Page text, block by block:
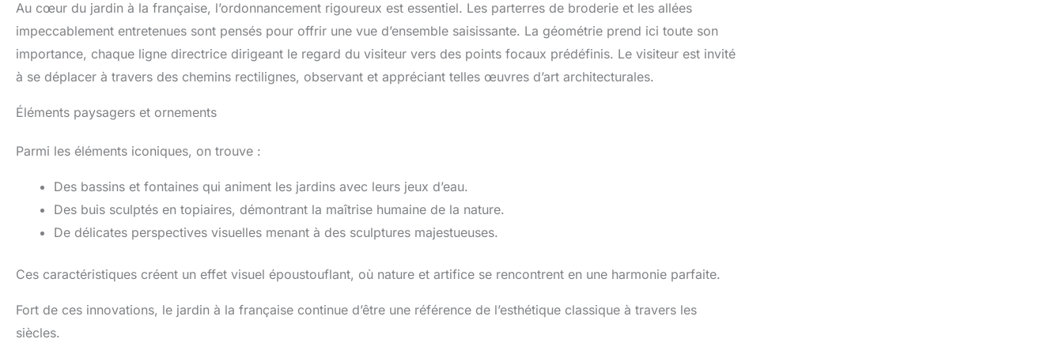
méditation Dimensions
stables : avec 44 × 30 ×
29 cm et env. 5–6 kg, le
Bouddha se pose de façon
terrasse ou un balcon Idée
Bouddha endormi
cadeau idéal pour les
déco
Étant donné que ces
objets sont fabriqués à la
main, de légères
variations de couleur et de
possibles.
Au cœur du jardin à la française, l’ordonnancement rigoureux est essentiel. Les parterres de broderie et les allées
impeccablement entretenues sont pensés pour offrir une vue d’ensemble saisissante. La géométrie prend ici toute son
importance, chaque ligne directrice dirigeant le regard du visiteur vers des points focaux prédéfinis. Le visiteur est invité
à se déplacer à travers des chemins rectilignes, observant et appréciant telles œuvres d’art architecturales.
Éléments paysagers et ornements
Parmi les éléments iconiques, on trouve :
Des bassins et fontaines qui animent les jardins avec leurs jeux d’eau.
Des buis sculptés en topiaires, démontrant la maîtrise humaine de la nature.
De délicates perspectives visuelles menant à des sculptures majestueuses.
Ces caractéristiques créent un effet visuel époustouflant, où nature et artifice se rencontrent en une harmonie parfaite.
Fort de ces innovations, le jardin à la française continue d’être une référence de l’esthétique classique à travers les
siècles.